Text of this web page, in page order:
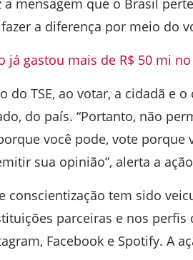
a mensagem que o Brasil
a diferença por meio do
já gastou mais de R$ 50 mi
do TSE, ao votar, a cidadã
do país. “Portanto, não
você pode, vote
sua opinião”, alerta a
conscientização tem sido
parceiras e nos perfis
Facebook e Spotify. A